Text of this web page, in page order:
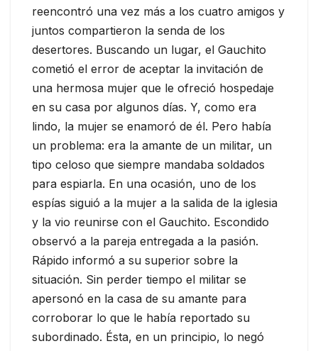
reencontró una vez más a los cuatro amigos y
juntos compartieron la senda de los
desertores. Buscando un lugar, el Gauchito
cometió el error de aceptar la invitación de
una hermosa mujer que le ofreció hospedaje
en su casa por algunos días. Y, como era
lindo, la mujer se enamoró de él. Pero había
un problema: era la amante de un militar, un
tipo celoso que siempre mandaba soldados
para espiarla. En una ocasión, uno de los
espías siguió a la mujer a la salida de la iglesia
y la vio reunirse con el Gauchito. Escondido
observó a la pareja entregada a la pasión.
Rápido informó a su superior sobre la
situación. Sin perder tiempo el militar se
apersonó en la casa de su amante para
corroborar lo que le había reportado su
subordinado. Ésta, en un principio, lo negó